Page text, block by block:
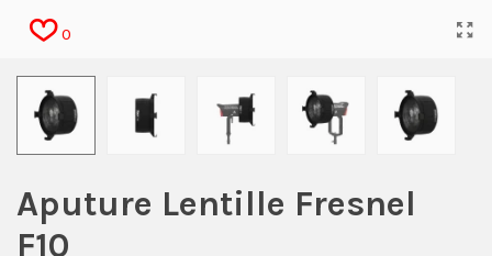
0
Aputure Lentille Fresnel
F10